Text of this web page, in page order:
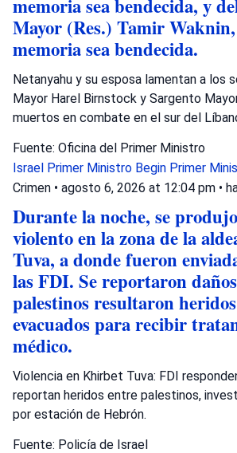
memoria sea bendecida, y
Mayor (Res.) Tamir
memoria sea bendecida.
Netanyahu y su esposa lamentan a los
Mayor Harel Birnstock y Sargento
muertos en combate en el sur del
Fuente: Oficina del Primer Ministro
Israel Primer Ministro Begin Primer
Crimen • agosto 6, 2026 at 12:04 pm •
Durante la noche, se
violento en la zona de la
Tuva, a donde fueron
las FDI. Se reportaron
palestinos resultaron
evacuados para recibir
médico.
Violencia en Khirbet Tuva: FDI
reportan heridos entre palestinos,
por estación de Hebrón.
Fuente: Policía de Israel